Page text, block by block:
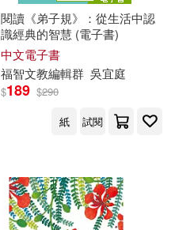
朱海翔 Lynette
閱讀《弟子規》：從生活中認
識經典的智慧 (電子書)
中文電子書
福智文教編輯群 吳宜庭
$189 $290
紙
試閱